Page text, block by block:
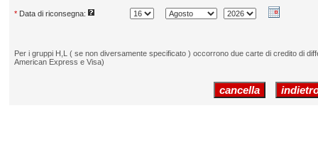
* Data di riconsegna:
Per i gruppi H,L ( se non diversamente specificato ) occorrono due carte di credito di
American Express e Visa)